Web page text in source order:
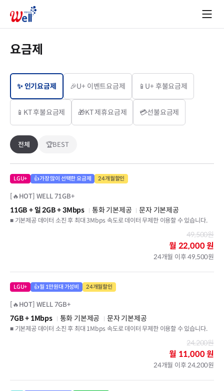
요금제
✨ 인기요금제 🎉U+ 이벤트요금제 📱U+ 후불요금제
📱KT 후불요금제 🎁KT 제휴요금제 💳선불요금제
전체 🏆BEST
LGU+ 👍가장 많이 선택한 요금제 24개월할인
[🔥HOT] WELL 71GB+
11GB + 일 2GB+ 3Mbps 통화 기본제공
문자 기본제공
■ 기본제공 데이터 소진 후 최대 3Mbps 속도로 데이터 무제한 이용할 수 있습니다.
49,500원
월 22,000 원
24개월 이후 49,500원
LGU+ 👍월 1만원대 가성비 24개월할인
[🔥HOT] WELL 7GB+
7GB+ 1Mbps 통화 기본제공
문자 기본제공
■ 기본제공 데이터 소진 후 최대 1Mbps 속도로 데이터 무제한 이용할 수 있습니다.
24,200원
월 11,000 원
24개월 이후 24,200원